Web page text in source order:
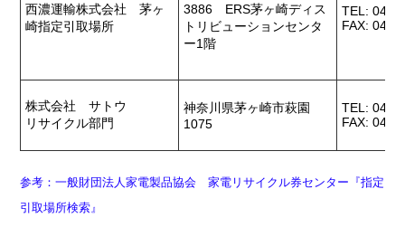
西濃運輸株式会社 茅ヶ
崎指定引取場所
3886 ERS茅ヶ崎ディス
トリビューションセンタ
ー1階
TEL:
FAX:
株式会社 サトウ
リサイクル部門
神奈川県茅ヶ崎市萩園
1075
TEL:
FAX:
参考：一般財団法人家電製品協会 家電リサイクル券センター『指定
引取場所検索』